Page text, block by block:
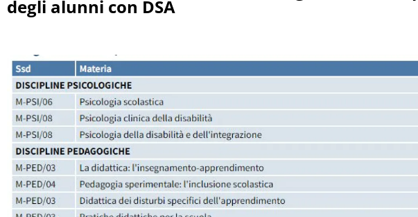
degli alunni con DSA